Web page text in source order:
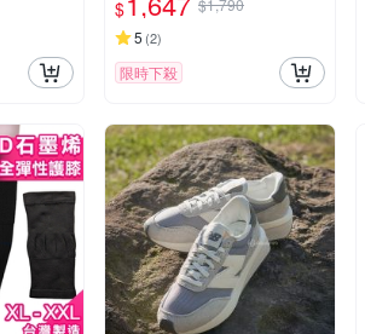
品)
$
$1,790
5 (2)
限時下殺